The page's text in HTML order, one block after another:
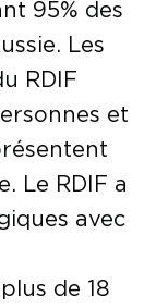
95% des
Les
RDIF
et
Le RDIF a
avec
de 18